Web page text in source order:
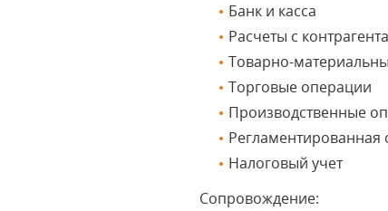
Банк и касса
Расчеты с
Товарно-
Торговые операции
Производственные
Регламентированная
Налоговый учет
Сопровождение: